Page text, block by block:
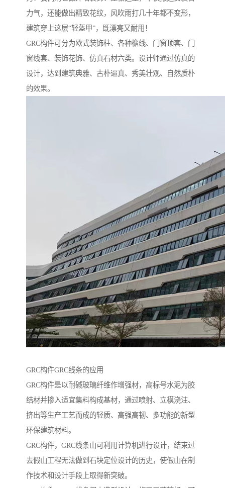
力气，还能做出精致花纹，风吹雨打几十年都不变形，
建筑穿上这层“轻盔甲”，既漂亮又耐用！
GRC构件可分为欧式装饰柱、各种檐线、门窗顶套、门
窗线套、装饰花饰、仿真石材六类。设计师通过仿真的
设计，达到建筑典雅、古朴逼真、秀美壮观、自然质朴
的效果。
GRC构件GRC线条的应用
GRC构件是以耐碱玻璃纤维作增强材，高标号水泥为胶
结材并掺入适宜集料构成基材，通过喷射、立模浇注、
挤出等生产工艺而成的轻质、高强高韧、多功能的新型
环保建筑材料。
GRC构件，GRC线条山可利用计算机进行设计，结束过
去假山工程无法做到石块定位设计的历史，使假山在制
作技术和设计手段上取得新突破。